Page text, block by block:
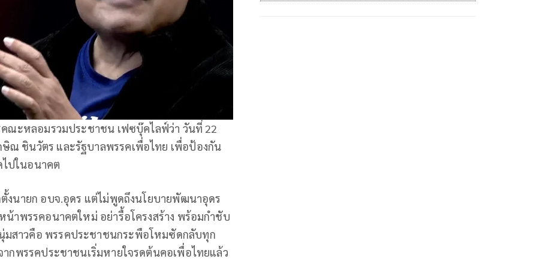
ณะหลอมรวมประชาชน เฟซบุ๊คไลฟ์ว่า วันที่ 22
ชินวัตร และรัฐบาลพรรคเพื่อไทย เพื่อป้องกัน
ปในอนาคต
งนายก อบจ.อุดร แต่ไม่พูดถึงนโยบายพัฒนาอุดร
น้าพรรคอนาคตใหม่ อย่ารื้อโครงสร้าง พร้อมกำชับ
มสาวคือ พรรคประชาชนกระพือโหมซัดกลับทุก
กพรรคประชาชนเริ่มหายใจรดต้นคอเพื่อไทยแล้ว